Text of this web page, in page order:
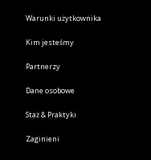
Warunki użytkownika
Kim jesteśmy
Partnerzy
Dane osobowe
Staż & Praktyki
Zaginieni